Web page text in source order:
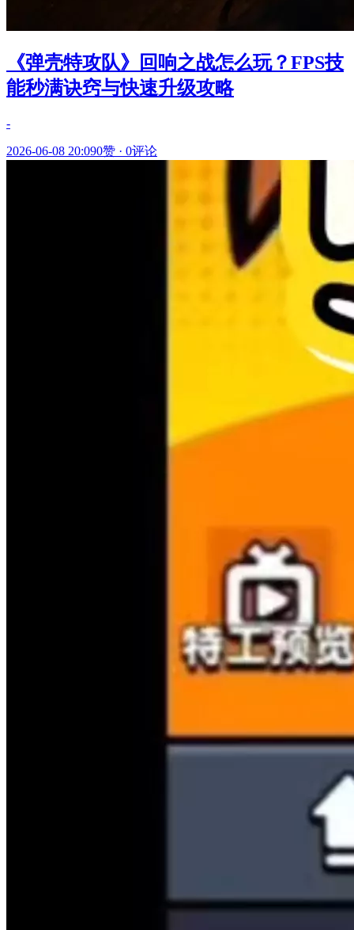
《弹壳特攻队》回响之战怎么玩？FPS技
能秒满诀窍与快速升级攻略
-
2026-06-08 20:090赞 · 0评论